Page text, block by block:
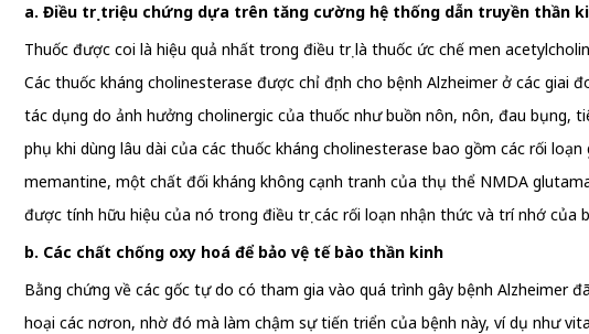
a. Điều trị triệu chứng dựa trên tăng cường hệ thống dẫn truyền thần
Thuốc được coi là hiệu quả nhất trong điều trị là thuốc ức chế men
Các thuốc kháng cholinesterase được chỉ định cho bệnh Alzheimer ở các
tác dụng do ảnh hưởng cholinergic của thuốc như buồn nôn, nôn, đau bụng,
phụ khi dùng lâu dài của các thuốc kháng cholinesterase bao gồm các rối
memantine, một chất đối kháng không cạnh tranh của thụ thể NMDA
được tính hữu hiệu của nó trong điều trị các rối loạn nhận thức và trí nhớ của
b. Các chất chống oxy hoá để bảo vệ tế bào thần kinh
Bằng chứng về các gốc tự do có tham gia vào quá trình gây bệnh Alzheimer
hoại các nơron, nhờ đó mà làm chậm sự tiến triển của bệnh này, ví dụ như